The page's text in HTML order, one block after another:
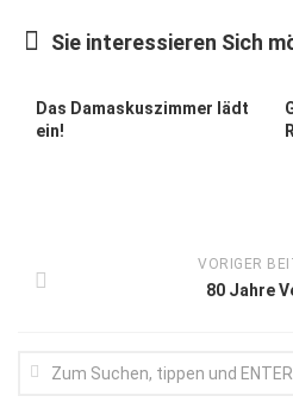
Lifestyle
Podcast
Sie interessieren Sich
Das Damaskuszimmer lädt
ein!
VORIGER
80 Jahre